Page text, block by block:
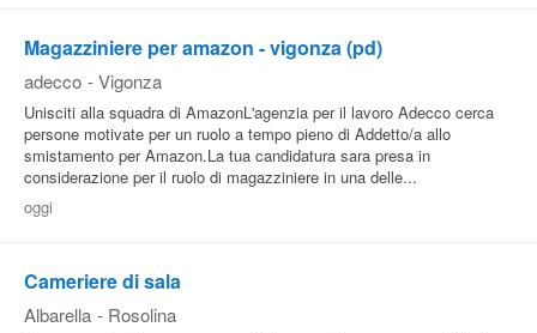
Magazziniere per amazon - vigonza (pd)
adecco - Vigonza
Unisciti alla squadra di AmazonL'agenzia per il lavoro Adecco cerca
persone motivate per un ruolo a tempo pieno di Addetto/a allo
smistamento per Amazon.La tua candidatura sara presa in
considerazione per il ruolo di magazziniere in una delle...
oggi
Cameriere di sala
Albarella - Rosolina